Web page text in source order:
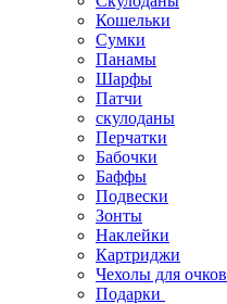
Кошельки
Сумки
Панамы
Шарфы
Патчи
скулоданы
Перчатки
Бабочки
Баффы
Подвески
Зонты
Наклейки
Картриджи
Чехолы для очков
Подарки